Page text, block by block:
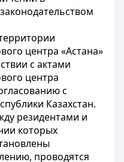
центра «Астана»
с актами
центра
с
Казахстан.
резидентами и
которых
проводятся